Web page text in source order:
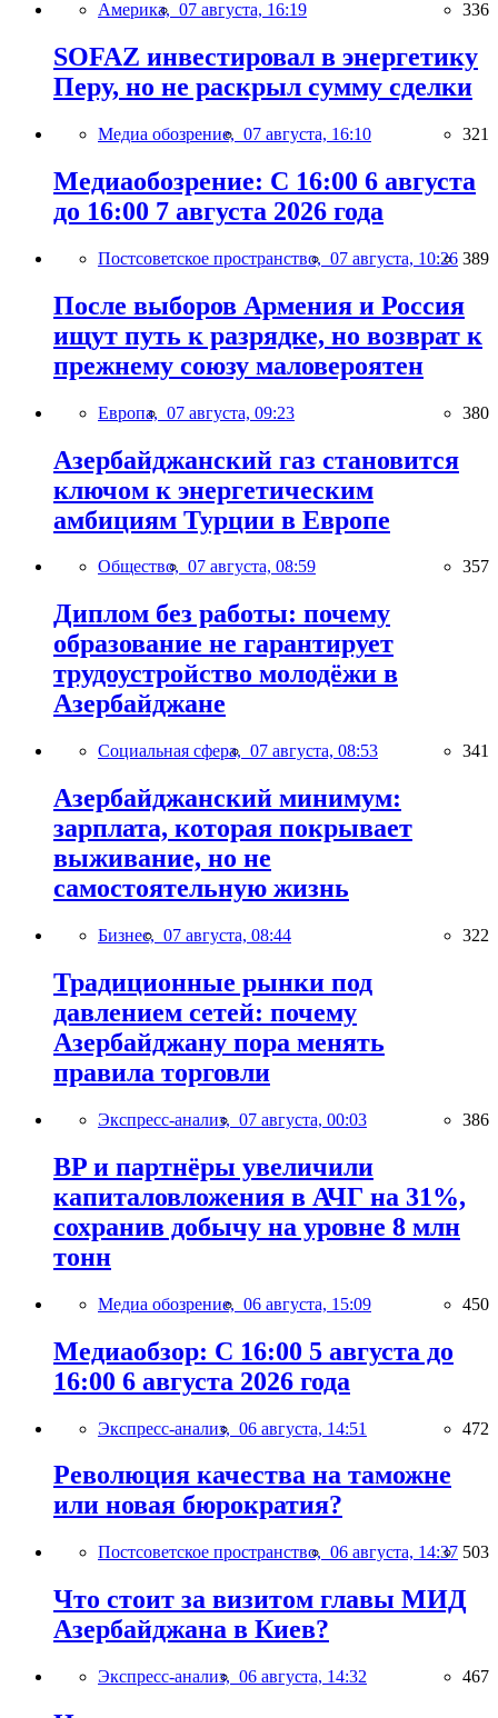
Америка, 07 августа, 16:19 336
SOFAZ инвестировал в энергетику
Перу, но не раскрыл сумму сделки
Медиа обозрение, 07 августа, 16:10 321
Медиаобозрение: С 16:00 6 августа
до 16:00 7 августа 2026 года
Постсоветское пространство, 07 августа, 10:26 389
После выборов Армения и Россия
ищут путь к разрядке, но возврат к
прежнему союзу маловероятен
Европа, 07 августа, 09:23 380
Азербайджанский газ становится
ключом к энергетическим
амбициям Турции в Европе
Общество, 07 августа, 08:59 357
Диплом без работы: почему
образование не гарантирует
трудоустройство молодёжи в
Азербайджане
Социальная сфера, 07 августа, 08:53 341
Азербайджанский минимум:
зарплата, которая покрывает
выживание, но не
самостоятельную жизнь
Бизнес, 07 августа, 08:44 322
Традиционные рынки под
давлением сетей: почему
Азербайджану пора менять
правила торговли
Экспресс-анализ, 07 августа, 00:03 386
BP и партнёры увеличили
капиталовложения в АЧГ на 31%,
сохранив добычу на уровне 8 млн
тонн
Медиа обозрение, 06 августа, 15:09 450
Медиаобзор: С 16:00 5 августа до
16:00 6 августа 2026 года
Экспресс-анализ, 06 августа, 14:51 472
Революция качества на таможне
или новая бюрократия?
Постсоветское пространство, 06 августа, 14:37 503
Что стоит за визитом главы МИД
Азербайджана в Киев?
Экспресс-анализ, 06 августа, 14:32 467